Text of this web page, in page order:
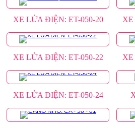
XE LỬA ĐIỆN: ET-050-20 XE
XE LỬA ĐIỆN: ET-050-22 XE
XE LỬA ĐIỆN: ET-050-24